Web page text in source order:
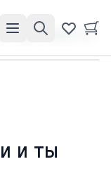
Кружка "Нервы сдали и ты сдашь"
и ты